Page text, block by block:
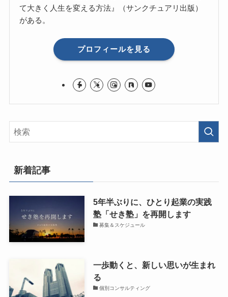
て大きく人生を変える方法』（サンクチュアリ出版）
がある。
プロフィールを見る
新着記事
5年半ぶりに、ひとり起業の実践
塾「せき塾」を再開します
募集＆スケジュール
一歩動くと、新しい思いが生まれ
る
個別コンサルティング